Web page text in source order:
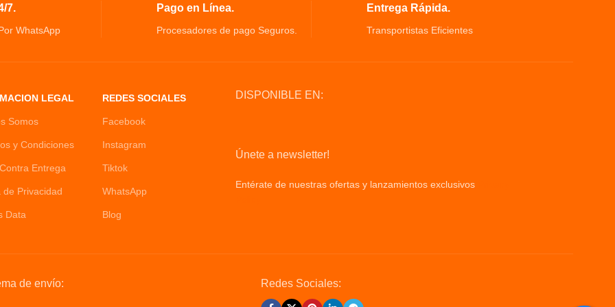
tus dispositivos
Assistant
7.
WhatsApp
Pago en Línea.
Procesadores de pago Seguros.
Entrega Rápida.
Transportistas Eficientes
LEGAL
Somos
y Condiciones
Entrega
de Privacidad
Data
REDES SOCIALES
Facebook
Instagram
Tiktok
WhatsApp
Blog
DISPONIBLE EN:
Únete a newsletter!
Entérate de nuestras ofertas y lanzamientos exclusivos
de envío: Redes Sociales: